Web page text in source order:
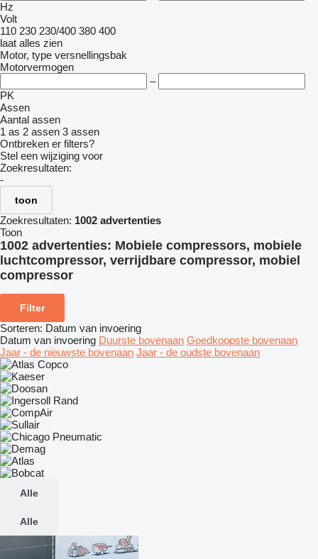
Hz
Volt
110 230 230/400 380 400
laat alles zien
Motor, type versnellingsbak
Motorvermogen
–
PK
Assen
Aantal assen
1 as 2 assen 3 assen
Ontbreken er filters?
Stel een wijziging voor
Zoekresultaten:
-
toon
Zoekresultaten: 1002 advertenties
Toon
1002 advertenties: Mobiele compressors, mobiele
luchtcompressor, verrijdbare compressor, mobiel
compressor
Filter
Sorteren: Datum van invoering
Datum van invoering Duurste bovenaan Goedkoopste bovenaan
Jaar - de nieuwste bovenaan Jaar - de oudste bovenaan
Alle
Alle